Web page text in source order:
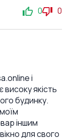
0 0
і
якість
будинку.
іншим
для свого